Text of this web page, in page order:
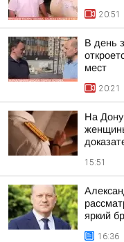
20:51
В день
мест
20:21
На
15:51
яркий
16:36